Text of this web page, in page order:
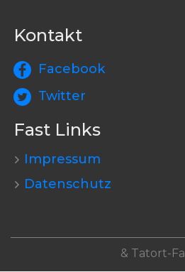
Kontakt
Facebook
Twitter
Fast Links
Impressum
Datenschutz
& Tatort-